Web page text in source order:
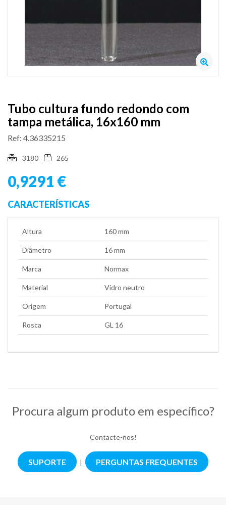
Tubo cultura fundo redondo com
tampa metálica, 16x160 mm
Ref: 4.36335215
3180 265
0,9291 €
CARACTERÍSTICAS
Altura 160 mm
Diâmetro 16 mm
Marca Normax
Material Vidro neutro
Origem Portugal
Rosca GL 16
Procura algum produto em específico?
Contacte-nos!
SUPORTE | PERGUNTAS FREQUENTES